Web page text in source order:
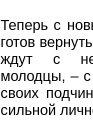
Теперь с
готов
ждут с
молодцы, – с
своих
сильной